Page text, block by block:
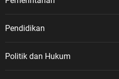
Pendidikan
Politik dan Hukum